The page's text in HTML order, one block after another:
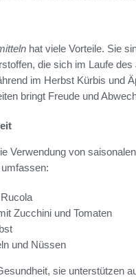
hat viele Vorteile. Sie
die sich im Laufe
im Herbst Kürbis und
bringt Freude und
Verwendung von
Zucchini und Tomaten
und Nüssen
sie unterstützen